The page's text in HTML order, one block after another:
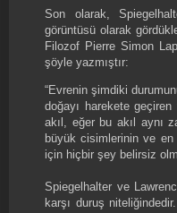
Son olarak,
görüntüsü olarak
Filozof Pierre Simon
şöyle yazmıştır:
“Evrenin şimdiki
doğayı harekete
akıl, eğer bu akıl aynı
büyük cisimlerinin ve en
için hiçbir şey belirsiz
Spiegelhalter ve
karşı duruş